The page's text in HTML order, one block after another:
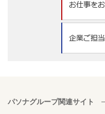
パソナグループ関連サイト